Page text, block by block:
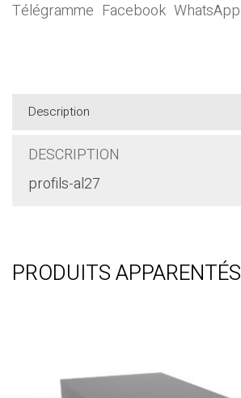
Télégramme Facebook WhatsApp
Description
DESCRIPTION
profils-al27
PRODUITS APPARENTÉS